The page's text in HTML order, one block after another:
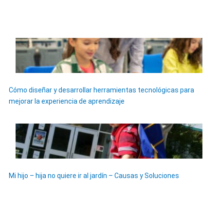
Cómo diseñar y desarrollar herramientas tecnológicas para
mejorar la experiencia de aprendizaje
Mi hijo – hija no quiere ir al jardín – Causas y Soluciones